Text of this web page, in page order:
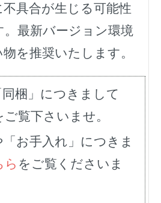
具合が生じる可能性
最新バージョン環境
を推奨いたします。
同梱」につきまして
ご覧下さいませ。
「お手入れ」につきま
ら をご覧くださいま